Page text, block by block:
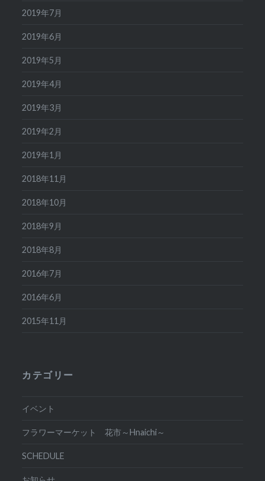
2019年7月
2019年6月
2019年5月
2019年4月
2019年3月
2019年2月
2019年1月
2018年11月
2018年10月
2018年9月
2018年8月
2016年7月
2016年6月
2015年11月
カテゴリー
イベント
フラワーマーケット 花市～Hnaichi～
SCHEDULE